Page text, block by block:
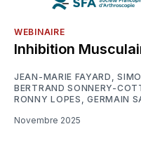
WEBINAIRE
Inhibition
JEAN-MARIE FAYARD ,
BERTRAND SONNERY-
RONNY LOPES ,GERMAIN
Novembre 2025